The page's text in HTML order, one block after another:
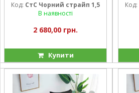
Код: СтС Чорний страйп 1,5
В наявності
2 680,00 грн.
Купити
Код: